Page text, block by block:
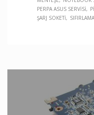
PERPA ASUS SERVISI
ŞARJ SOKETI
SIFIRLAMA